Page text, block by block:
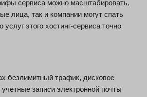
сервиса можно масштабировать,
лица, так и компании могут спать
услуг этого хостинг-сервиса точно
безлимитный трафик, дисковое
учетные записи электронной почты